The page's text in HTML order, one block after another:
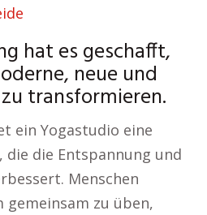
hat es geschafft,
neue und
transformieren.
ein Yogastudio eine
die die Entspannung und
Menschen
gemeinsam zu üben,